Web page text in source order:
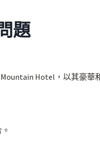
題
Hotel，以其豪華